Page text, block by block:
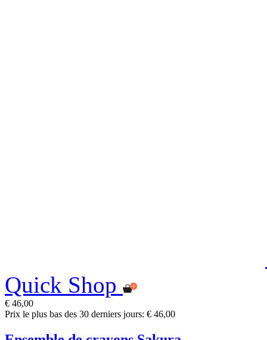
Quick Shop
€ 46,00
Prix le plus bas des 30 derniers jours: € 46,00